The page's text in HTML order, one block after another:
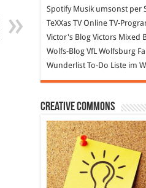
SpotifyMusik umsonst per
TeXXas TVOnline TV-
Victor's BlogVictors Mixed
Wolfs-BlogVfL Wolfsburg
WunderlistTo-Do Liste im
Creative Commons